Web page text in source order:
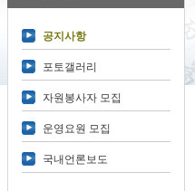
공지사항
포토갤러리
자원봉사자 모집
운영요원 모집
국내언론보도